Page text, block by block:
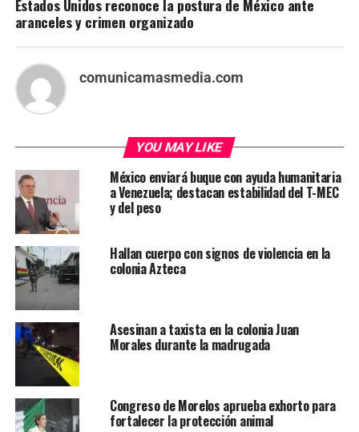
Estados Unidos reconoce la postura de México ante
aranceles y crimen organizado
comunicamasmedia.com
YOU MAY LIKE
México enviará buque con ayuda humanitaria
a Venezuela; destacan estabilidad del T-MEC
y del peso
Hallan cuerpo con signos de violencia en la
colonia Azteca
Asesinan a taxista en la colonia Juan
Morales durante la madrugada
Congreso de Morelos aprueba exhorto para
fortalecer la protección animal